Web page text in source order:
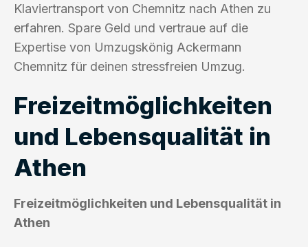
Klaviertransport von Chemnitz nach Athen zu
erfahren. Spare Geld und vertraue auf die
Expertise von Umzugskönig Ackermann
Chemnitz für deinen stressfreien Umzug.
Freizeitmöglichkeiten
und Lebensqualität in
Athen
Freizeitmöglichkeiten und Lebensqualität in
Athen